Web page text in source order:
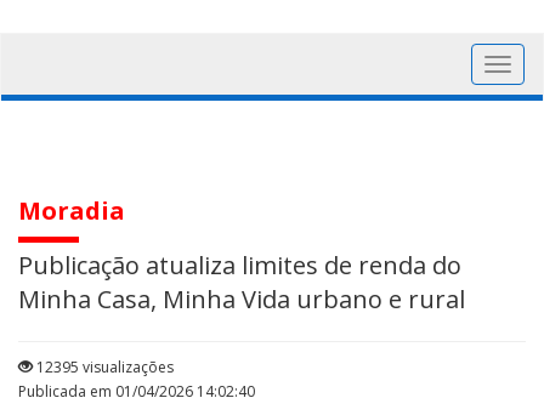
Moradia
Publicação atualiza limites de renda do
Minha Casa, Minha Vida urbano e rural
12395 visualizações
Publicada em 01/04/2026 14:02:40